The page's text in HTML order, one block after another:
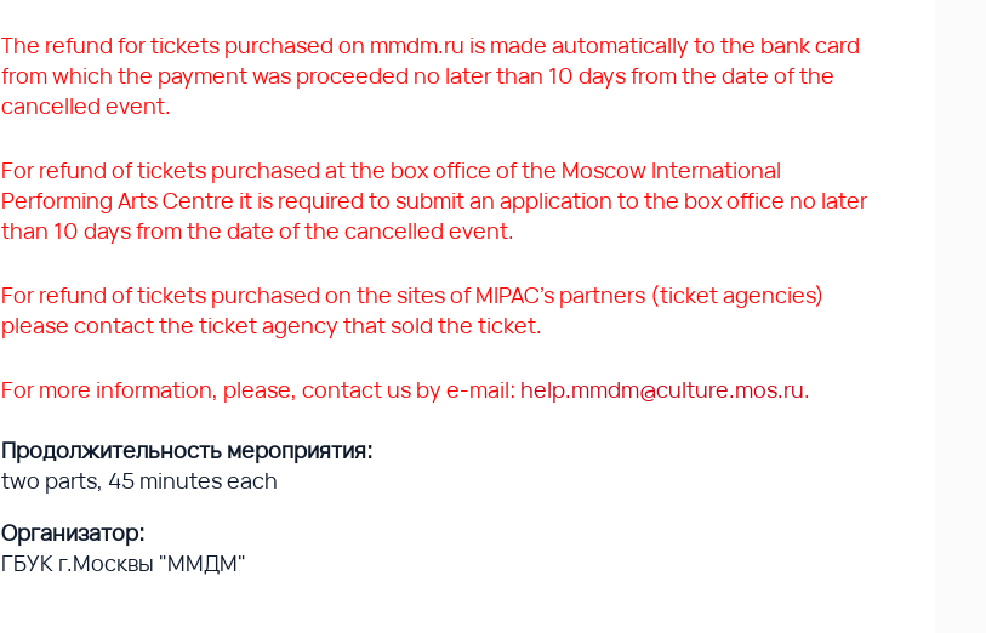
The refund for tickets purchased on mmdm.ru is made automatically to the bank card
from which the payment was proceeded no later than 10 days from the date of the
cancelled event.
For refund of tickets purchased at the box office of the Moscow International
Performing Arts Centre it is required to submit an application to the box office no later
than 10 days from the date of the cancelled event.
For refund of tickets purchased on the sites of MIPAC’s partners (ticket agencies)
please contact the ticket agency that sold the ticket.
For more information, please, contact us by e-mail: help.mmdm@culture.mos.ru.
Продолжительность мероприятия:
two parts, 45 minutes each
Организатор:
ГБУК г.Москвы "ММДМ"